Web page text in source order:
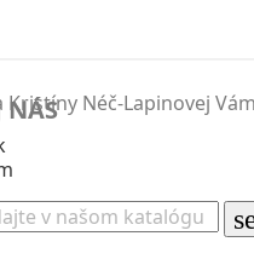
Kristíny Néč-Lapinovej
NÁS